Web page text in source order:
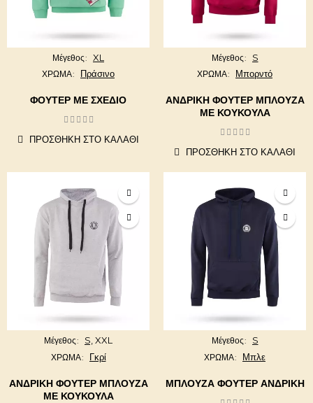
Μέγεθος XL
ΧΡΩΜΑ Πράσινο
ΦΟΥΤΕΡ ΜΕ ΣΧΕΔΙΟ
ΠΡΟΣΘΉΚΗ ΣΤΟ ΚΑΛΆΘΙ
Μέγεθος S
ΧΡΩΜΑ Μπορντό
ΑΝΔΡΙΚΉ ΦΟΎΤΕΡ ΜΠΛΟΎΖΑ
ΜΕ ΚΟΥΚΟΎΛΑ
ΠΡΟΣΘΉΚΗ ΣΤΟ ΚΑΛΆΘΙ
Μέγεθος S,XXL
ΧΡΩΜΑ Γκρί
ΑΝΔΡΙΚΉ ΦΟΎΤΕΡ ΜΠΛΟΎΖΑ
ΜΕ ΚΟΥΚΟΎΛΑ
Μέγεθος S
ΧΡΩΜΑ Μπλε
ΜΠΛΟΎΖΑ ΦΟΎΤΕΡ ΑΝΔΡΙΚΉ